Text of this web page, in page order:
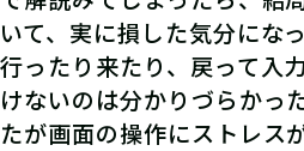
いて、実に損した気分にな
行ったり来たり、戻って入
けないのは分かりづらかっ
たが画面の操作にストレス